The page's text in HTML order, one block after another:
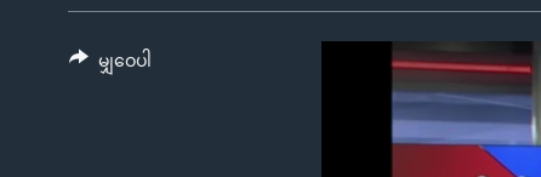
တရုတ်
အစ္စရေး-ပါလက်စတိုင်း
ရပ်ဝန်းတခု လမ်းတခု အလွန်
အင်္ဂလိပ်စာလေ့လာမယ်
မျှဝေပါ